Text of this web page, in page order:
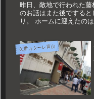
昨日、敵地で行われた
のお話はまた後でする
り。 ホームに迎えたの
久世カターレ富山